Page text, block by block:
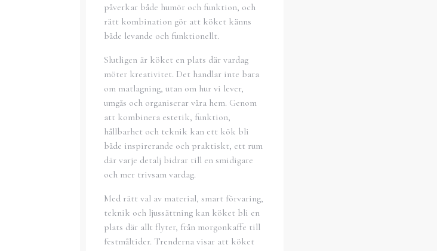
påverkar både humör och funktion, och
rätt kombination gör att köket känns
både levande och funktionellt.
Slutligen är köket en plats där vardag
möter kreativitet. Det handlar inte bara
om matlagning, utan om hur vi lever,
umgås och organiserar våra hem. Genom
att kombinera estetik, funktion,
hållbarhet och teknik kan ett kök bli
både inspirerande och praktiskt, ett rum
där varje detalj bidrar till en smidigare
och mer trivsam vardag.
Med rätt val av material, smart förvaring,
teknik och ljussättning kan köket bli en
plats där allt flyter, från morgonkaffe till
festmåltider. Trenderna visar att köket